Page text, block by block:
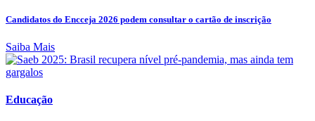
Candidatos do Encceja 2026 podem consultar o cartão de inscrição
Saiba Mais
Educação